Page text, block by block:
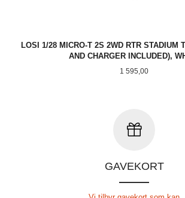
LOSI 1/28 MICRO-T 2S 2WD RTR STADIUM
AND CHARGER INCLUDED),
Pris
1 595,00
GAVEKORT